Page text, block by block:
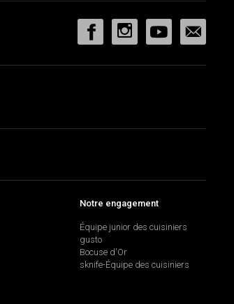
Notre engagement
Équipe junior des cuisiniers
gusto
Bocuse d'Or
sknife-Équipe des cuisiniers